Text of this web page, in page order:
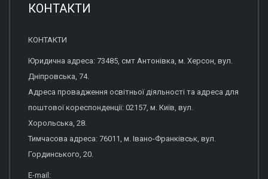
КОНТАКТИ
КОНТАКТИ
Юридична адреса: 73485, смт Антонівка, м. Херсон, вул.
Дніпровська, 74.
Адреса провадження освітньої діяльності та адреса для
поштової кореспонденції: 02157, м. Київ, вул.
Хорольська, 28.
Тимчасова адреса: 76011, м. Івано-Франківськ, вул.
Гординського, 20.
E-mail: